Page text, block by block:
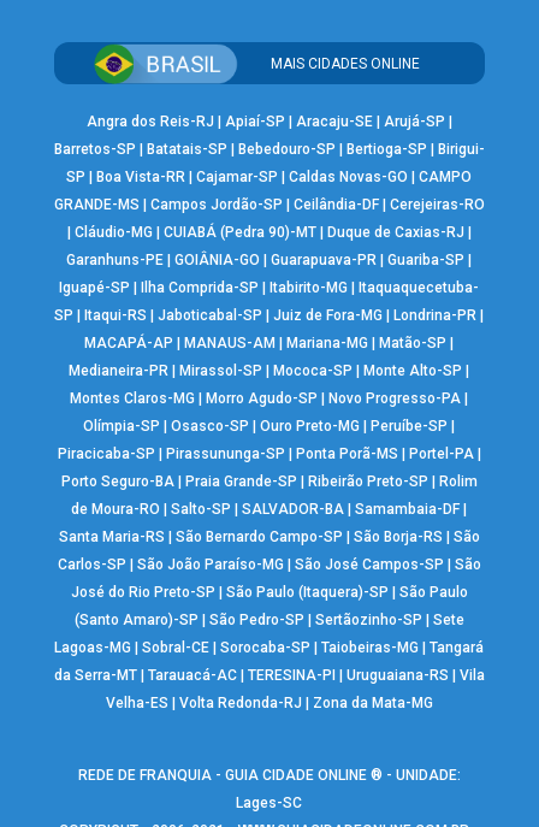
MAIS CIDADES ONLINE
Angra dos Reis-RJ Apiaí-SP Aracaju-SE| Arujá-SP
Barretos-SP
Batatais-SP Bebedouro-SP Bertioga-SP
Birigui-
SP
Boa Vista-RR |Cajamar-SP |Caldas Novas-GO |CAMPO
GRANDE-MS
Campos Jordão-SP Ceilândia-DF| Cerejeiras-RO
Cláudio-MG CUIABÁ (Pedra 90)-MT| Duque de Caxias-RJ
Garanhuns-PE |GOIÂNIA-GO |Guarapuava-PR |Guariba-SP
Iguapé-SP
Ilha Comprida-SP Itabirito-MG
Itaquaquecetuba-
SP
Itaqui-RS |Jaboticabal-SP |Juiz de Fora-MG Londrina-PR
MACAPÁ-AP
MANAUS-AM Mariana-MG Matão-SP
Medianeira-PR
Mirassol-SP Mococa-SP Monte Alto-SP
Montes Claros-MG
Morro Agudo-SP Novo Progresso-PA
Olímpia-SP
|Osasco-SP |Ouro Preto-MG Peruíbe-SP
Piracicaba-SP
Pirassununga-SP Ponta Porã-MS Portel-PA|
Porto Seguro-BA| Praia Grande-SP Ribeirão Preto-SP
Rolim
de Moura-RO
|Salto-SP |SALVADOR-BA |Samambaia-DF
Santa Maria-RS
São Bernardo Campo-SP São Borja-RS
São
Carlos-SP
São João Paraíso-MG São José Campos-SP
São
José do Rio Preto-SP
São Paulo (Itaquera)-SP
São Paulo
(Santo Amaro)-SP
São Pedro-SP Sertãozinho-SP
Sete
Lagoas-MG
|Sobral-CE |Sorocaba-SP |Taiobeiras-MG |Tangará
da Serra-MT| Tarauacá-AC| TERESINA-PI Uruguaiana-RS
Vila
Velha-ES
Volta Redonda-RJ Zona da Mata-MG
REDE DE FRANQUIA - GUIA CIDADE ONLINE ® - UNIDADE:
Lages-SC